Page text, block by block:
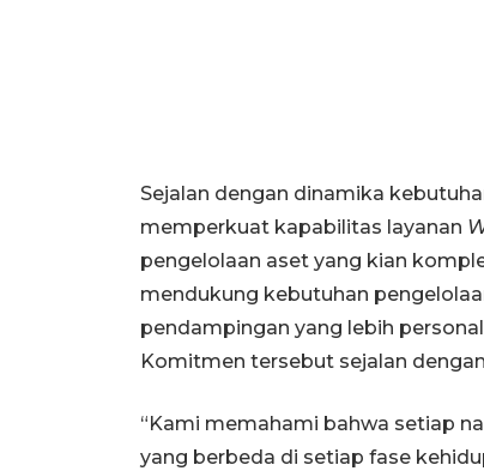
Sejalan dengan dinamika
memperkuat kapabilitas layanan
pengelolaan aset yang kian
mendukung kebutuhan
pendampingan yang lebih
Komitmen tersebut sejalan
“Kami memahami bahwa setiap
yang berbeda di setiap fase